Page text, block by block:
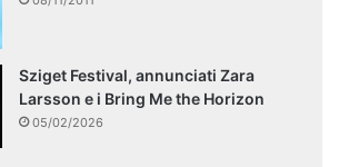
Sziget Festival, annunciati Zara
Larsson e i Bring Me the Horizon
05/02/2026